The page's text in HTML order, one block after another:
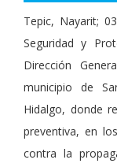
Tepic, Nayarit;
Seguridad y
Dirección
municipio de
Hidalgo, donde
preventiva, en
contra la